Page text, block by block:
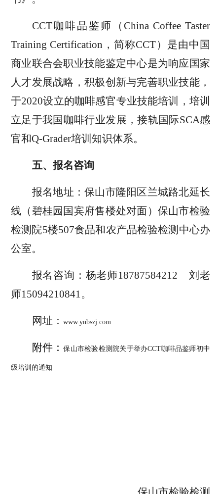
CCT咖啡品鉴师（China Coffee Taster
Training Certification ，简称CCT）是由中国
商业联合会职业技能鉴定中心是为响应国家
人才发展战略，积极创新与完善职业技能，
于2020设立的咖啡感官专业技能培训，培训
立足于我国咖啡行业发展，接轨国际SCA感
官和Q-Grader培训知识体系。
五、报名咨询
报名地址：保山市隆阳区兰城路北延长
线（碧桂园国宾府售楼处对面）保山市检验
检测院5楼507食品和农产品检验检测中心办
公室。
报名咨询：杨老师18787584212刘老
师15094210841 。
网址： www.ynbszj.com
附件：保山市检验检测院关于举办CCT咖啡品鉴师初中
级培训的通知